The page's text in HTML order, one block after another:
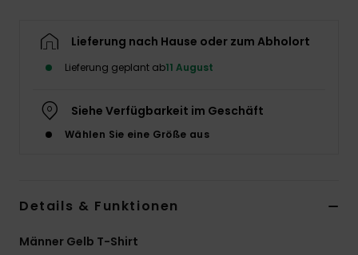
Lieferung nach Hause oder zum Abholort
Lieferung geplant ab11 August
Siehe Verfügbarkeit im Geschäft
Wählen Sie eine Größe aus
Details & Funktionen
Männer Gelb T-Shirt